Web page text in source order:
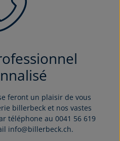
feront un plaisir de vous
billerbeck et nos vastes
téléphone au 0041 56 619
info@billerbeck.ch.